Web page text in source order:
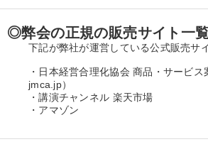
◎弊会の正規の販売サイト一
下記が弊社が運営している公式販売サ
・日本経営合理化協会 商品・サービス
jmca.jp）
・講演チャンネル 楽天市場
・アマゾン